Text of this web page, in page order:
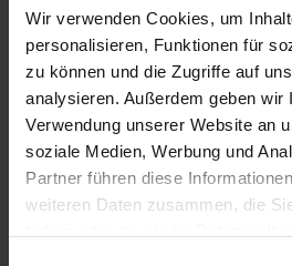
Wir verwenden Cookies, um
personalisieren, Funktionen für
zu können und die Zugriffe auf
analysieren. Außerdem geben wir
Verwendung unserer Website an
soziale Medien, Werbung und
Partner führen diese
weiteren Daten zusammen, die
Gemeinschaft der
stuttgart
Mörikestr. 20 |
Telefon: +49
Fax: +49 (0)711